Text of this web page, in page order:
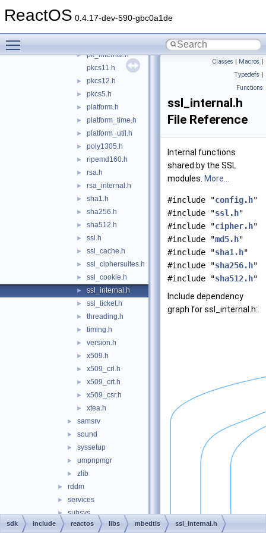
ReactOS 0.4.17-dev-590-gbc0a1de
► padlock.h
► pk_internal.h
pkcs11.h
► pkcs12.h
► pkcs5.h
► platform.h
► platform_time.h
► platform_util.h
► poly1305.h
► ripemd160.h
► rsa.h
► rsa_internal.h
► sha1.h
► sha256.h
► sha512.h
► ssl.h
► ssl_cache.h
► ssl_ciphersuites.h
► ssl_cookie.h
► ssl_internal.h
► ssl_ticket.h
► threading.h
► timing.h
► version.h
► x509.h
► x509_crl.h
► x509_crt.h
► x509_csr.h
► xtea.h
► samsrv
► sound
► syssetup
► umpnpmgr
► zlib
► rddm
► services
► subsys
► ui
Classes | Macros |
Typedefs |
Functions
ssl_internal.h
File Reference
Internal functions
shared by the SSL
modules. More...
#include "config.h"
#include "ssl.h"
#include "cipher.h"
#include "md5.h"
#include "sha1.h"
#include "sha256.h"
#include "sha512.h"
Include dependency
graph for ssl_internal.h:
sdk include reactos libs mbedtls ssl_internal.h